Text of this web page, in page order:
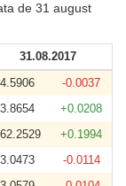
de 31 august
31.08.2017
4.5906
-0.0037
3.8654
+0.0208
+0.1994
3.0473
-0.0114